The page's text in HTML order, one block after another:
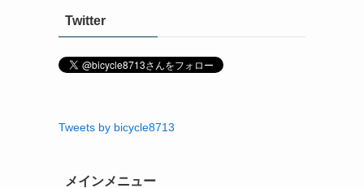
Twitter
Tweets by bicycle8713
メインメニュー